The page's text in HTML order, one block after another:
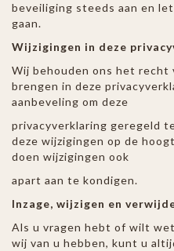
beveiliging steeds aan en
gaan.
Wijzigingen in deze
Wij behouden ons het recht
brengen in deze
aanbeveling om deze
privacyverklaring geregeld
deze wijzigingen op de
doen wijzigingen ook
apart aan te kondigen.
Inzage, wijzigen en
Als u vragen hebt of wilt
wij van u hebben, kunt u